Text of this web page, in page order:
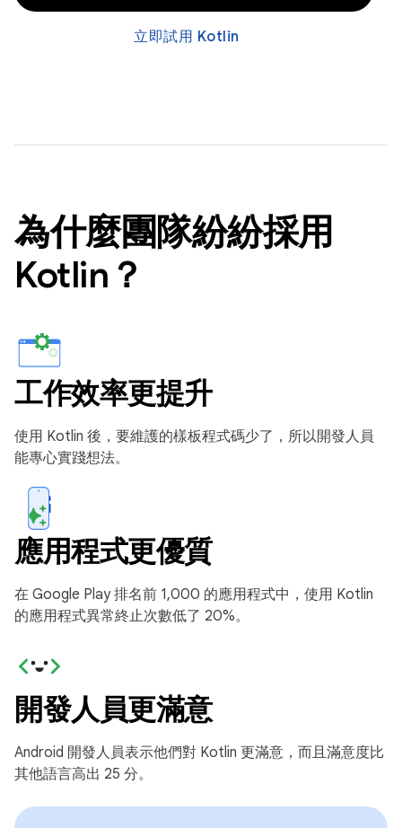
立即試用 Kotlin
為什麼團隊紛紛採用
Kotlin？
工作效率更提升
使用 Kotlin 後，要維護的樣板程式碼少了，所以開發人員
能專心實踐想法。
應用程式更優質
在 Google Play 排名前 1,000 的應用程式中，使用 Kotlin
的應用程式異常終止次數低了 20%。
開發人員更滿意
Android 開發人員表示他們對 Kotlin 更滿意，而且滿意度比
其他語言高出 25 分。